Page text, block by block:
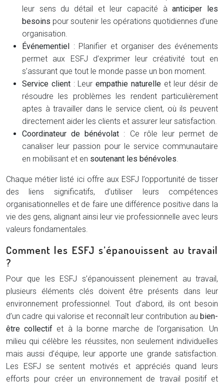
leur sens du détail et leur capacité àanticiper les
besoins pour soutenir les opérations quotidiennes d’une
organisation.
Événementiel : Planifier et organiser des événements
permet aux ESFJ d’exprimer leur créativité tout en
s’assurant que tout le monde passe un bon moment.
Service client: Leurempathie naturelleet leur désir de
résoudre les problèmes les rendent particulièrement
aptes à travailler dans le service client, où ils peuvent
directement aider les clients et assurer leur satisfaction.
Coordinateur de bénévolat : Ce rôle leur permet de
canaliser leur passion pour le service communautaire
en mobilisant et en soutenant les bénévoles.
Chaque métier listé ici offre aux ESFJ l’opportunité de tisser
des liens significatifs, d’utiliser leurs compétences
organisationnelles et de faire une différence positive dans la
vie des gens, alignant ainsi leur vie professionnelle avec leurs
valeurs fondamentales.
Comment les ESFJ s’épanouissent au travail
?
Pour que les ESFJ s’épanouissent pleinement au travail,
plusieurs éléments clés doivent être présents dans leur
environnement professionnel. Tout d’abord, ils ont besoin
d’un cadre qui valorise et reconnaît leur contribution au bien-
être collectif et à la bonne marche de l’organisation. Un
milieu qui célèbre les réussites, non seulement individuelles
mais aussi d’équipe, leur apporte une grande satisfaction.
Les ESFJ se sentent motivés et appréciés quand leurs
efforts pour créer un environnement de travail positif et